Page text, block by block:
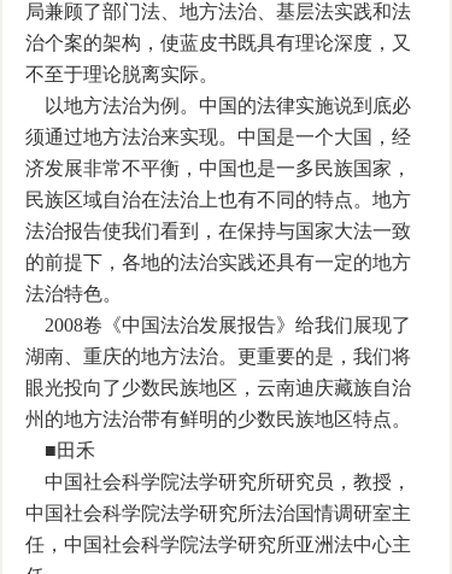
局兼顾了部门法、地方法治、基层法实践和法
治个案的架构，使蓝皮书既具有理论深度，又
不至于理论脱离实际。
以地方法治为例。中国的法律实施说到底必
须通过地方法治来实现。中国是一个大国，经
济发展非常不平衡，中国也是一多民族国家，
民族区域自治在法治上也有不同的特点。地方
法治报告使我们看到，在保持与国家大法一致
的前提下，各地的法治实践还具有一定的地方
法治特色。
2008卷《中国法治发展报告》给我们展现了
湖南、重庆的地方法治。更重要的是，我们将
眼光投向了少数民族地区，云南迪庆藏族自治
州的地方法治带有鲜明的少数民族地区特点。
■田禾
中国社会科学院法学研究所研究员，教授，
中国社会科学院法学研究所法治国情调研室主
任，中国社会科学院法学研究所亚洲法中心主